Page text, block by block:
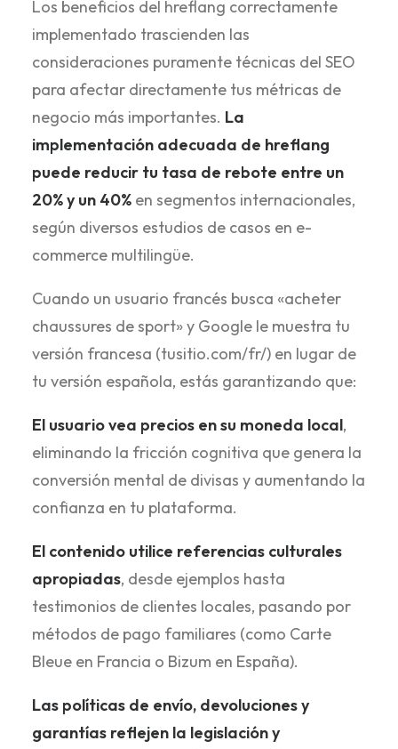
Los beneficios del hreflang correctamente
implementado trascienden las
consideraciones puramente técnicas del SEO
para afectar directamente tus métricas de
negocio más importantes. La
implementación adecuada de hreflang
puede reducir tu tasa de rebote entre un
20% y un 40% en segmentos internacionales,
según diversos estudios de casos en e-
commerce multilingüe.
Cuando un usuario francés busca «acheter
chaussures de sport» y Google le muestra tu
versión francesa (tusitio.com/fr/) en lugar de
tu versión española, estás garantizando que:
El usuario vea precios en su moneda local,
eliminando la fricción cognitiva que genera la
conversión mental de divisas y aumentando la
confianza en tu plataforma.
El contenido utilice referencias culturales
apropiadas, desde ejemplos hasta
testimonios de clientes locales, pasando por
métodos de pago familiares (como Carte
Bleue en Francia o Bizum en España).
Las políticas de envío, devoluciones y
garantías reflejen la legislación y